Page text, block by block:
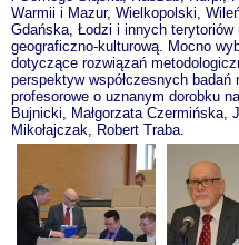
Warmii i Mazur, Wielkopolski,
Gdańska, Łodzi i innych
geograficzno-kulturową. Mocno
dotyczące rozwiązań
perspektyw współczesnych
profesorowe o uznanym dorobku
Bujnicki, Małgorzata Czermińska,
Mikołajczak, Robert Traba.